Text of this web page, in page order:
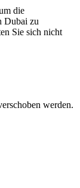
die
Dubai zu
Sie sich nicht
werden.